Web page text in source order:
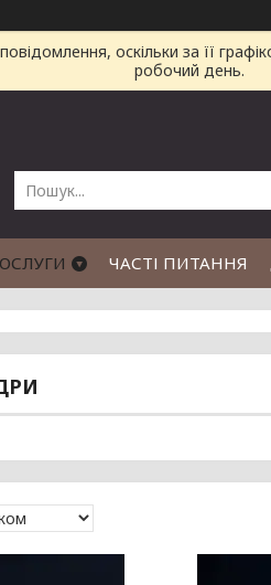
оскільки за її
робочий день.
ЧАСТІ ПИТАННЯ